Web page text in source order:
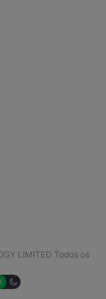
LIMITED Todos os